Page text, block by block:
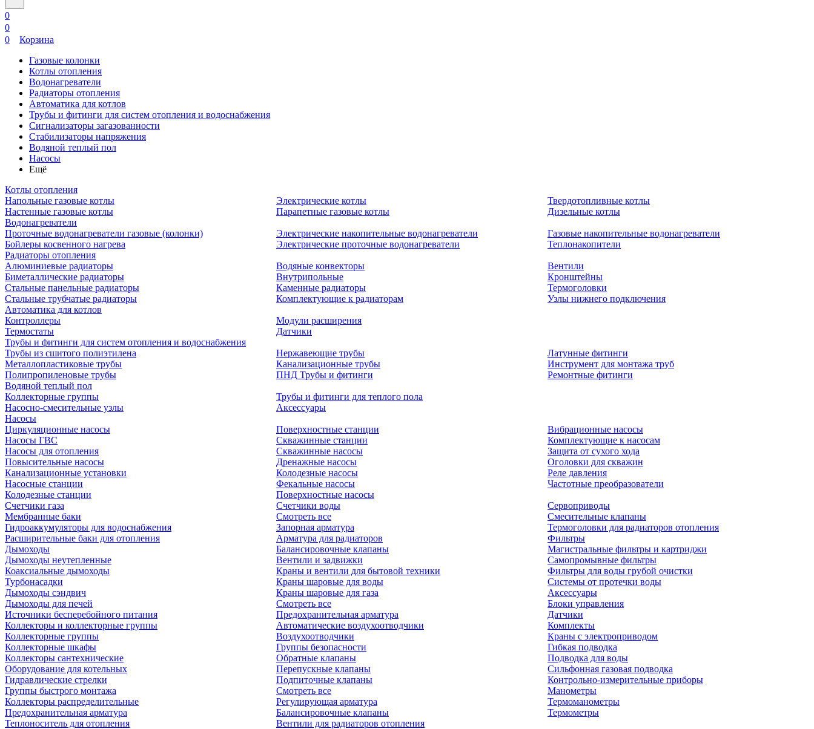
0
0
0
Корзина
Газовые колонки
Котлы отопления
Водонагреватели
Радиаторы отопления
Автоматика для котлов
Трубы и фитинги для систем отопления и водоснабжения
Сигнализаторы загазованности
Стабилизаторы напряжения
Водяной теплый пол
Насосы
Ещё
Котлы отопления
Напольные газовые котлы
Настенные газовые котлы
Электрические котлы
Парапетные газовые котлы
Твердотопливные котлы
Дизельные котлы
Водонагреватели
Проточные водонагреватели газовые (колонки)
Бойлеры косвенного нагрева
Электрические накопительные водонагреватели
Электрические проточные водонагреватели
Газовые накопительные водонагреватели
Теплонакопители
Радиаторы отопления
Алюминиевые радиаторы
Биметаллические радиаторы
Стальные панельные радиаторы
Стальные трубчатые радиаторы
Водяные конвекторы
Внутрипольные
Каменные радиаторы
Комплектующие к радиаторам
Вентили
Кронштейны
Термоголовки
Узлы нижнего подключения
Автоматика для котлов
Контроллеры
Термостаты
Модули расширения
Датчики
Трубы и фитинги для систем отопления и водоснабжения
Трубы из сшитого полиэтилена
Металлопластиковые трубы
Полипропиленовые трубы
Нержавеющие трубы
Канализационные трубы
ПНД Трубы и фитинги
Латунные фитинги
Инструмент для монтажа труб
Ремонтные фитинги
Водяной теплый пол
Коллекторные группы
Насосно-смесительные узлы
Трубы и фитинги для теплого пола
Аксессуары
Насосы
Циркуляционные насосы
Насосы ГВС
Насосы для отопления
Повысительные насосы
Канализационные установки
Насосные станции
Колодезные станции
Поверхностные станции
Скважинные станции
Скважинные насосы
Дренажные насосы
Колодезные насосы
Фекальные насосы
Поверхностные насосы
Вибрационные насосы
Комплектующие к насосам
Защита от сухого хода
Оголовки для скважин
Реле давления
Частотные преобразователи
Счетчики газа
Мембранные баки
Гидроаккумуляторы для водоснабжения
Расширительные баки для отопления
Дымоходы
Дымоходы неутепленные
Коаксиальные дымоходы
Турбонасадки
Дымоходы сэндвич
Дымоходы для печей
Источники бесперебойного питания
Коллекторы и коллекторные группы
Коллекторные группы
Коллекторные шкафы
Коллекторы сантехнические
Оборудование для котельных
Гидравлические стрелки
Группы быстрого монтажа
Коллекторы распределительные
Предохранительная арматура
Теплоноситель для отопления
Счетчики воды
Смотреть все
Запорная арматура
Арматура для радиаторов
Балансировочные клапаны
Вентили и задвижки
Краны и вентили для бытовой техники
Краны шаровые для воды
Краны шаровые для газа
Смотреть все
Предохранительная арматура
Автоматические воздухоотводчики
Воздухоотводчики
Группы безопасности
Обратные клапаны
Перепускные клапаны
Подпиточные клапаны
Смотреть все
Регулирующая арматура
Балансировочные клапаны
Вентили для радиаторов отопления
Сервоприводы
Смесительные клапаны
Термоголовки для радиаторов отопления
Фильтры
Магистральные фильтры и картриджи
Самопромывные фильтры
Фильтры для воды грубой очистки
Системы от протечки воды
Аксессуары
Блоки управления
Датчики
Комплекты
Краны с электроприводом
Гибкая подводка
Подводка для воды
Сильфонная газовая подводка
Контрольно-измерительные приборы
Манометры
Термоманометры
Термометры